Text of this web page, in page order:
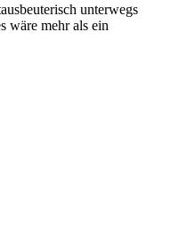
unterwegs
wäre mehr als ein